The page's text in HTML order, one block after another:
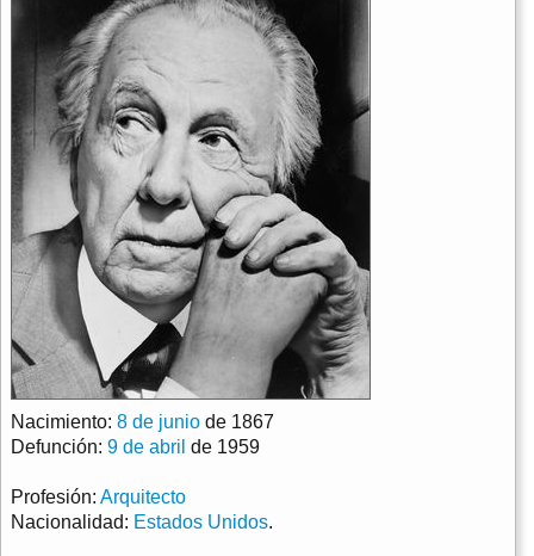
Nacimiento: 8 de junio de 1867
Defunción: 9 de abril de 1959
Profesión: Arquitecto
Nacionalidad: Estados Unidos.